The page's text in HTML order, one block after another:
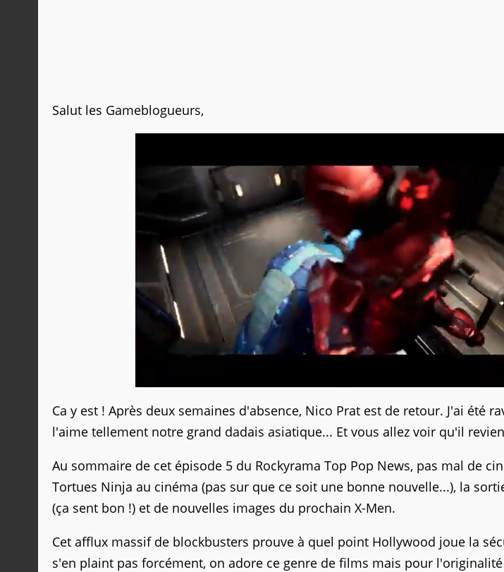
Salut les Gameblogueurs,
Ca y est ! Après deux semaines d'absence, Nico Prat est de retour. J'ai été
l'aime tellement notre grand dadais asiatique... Et vous allez voir qu'il
Au sommaire de cet épisode 5 du Rockyrama Top Pop News, pas mal de
Tortues Ninja au cinéma (pas sur que ce soit une bonne nouvelle...), la
(ça sent bon !) et de nouvelles images du prochain X-Men.
Cet afflux massif de blockbusters prouve à quel point Hollywood joue la
s'en plaint pas forcément, on adore ce genre de films mais pour